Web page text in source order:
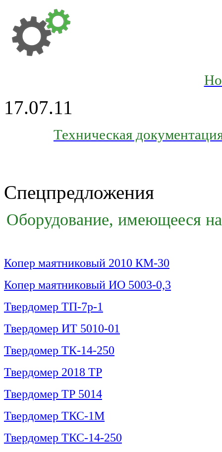
17.07.11
Техническая
Спецпредложения
Оборудование, имеющееся
Копер маятниковый 2010 КМ-30
Копер маятниковый ИО 5003-0,3
Твердомер ТП-7р-1
Твердомер ИТ 5010-01
Твердомер ТК-14-250
Твердомер 2018 ТР
Твердомер ТР 5014
Твердомер ТКС-1М
Твердомер ТКС-14-250